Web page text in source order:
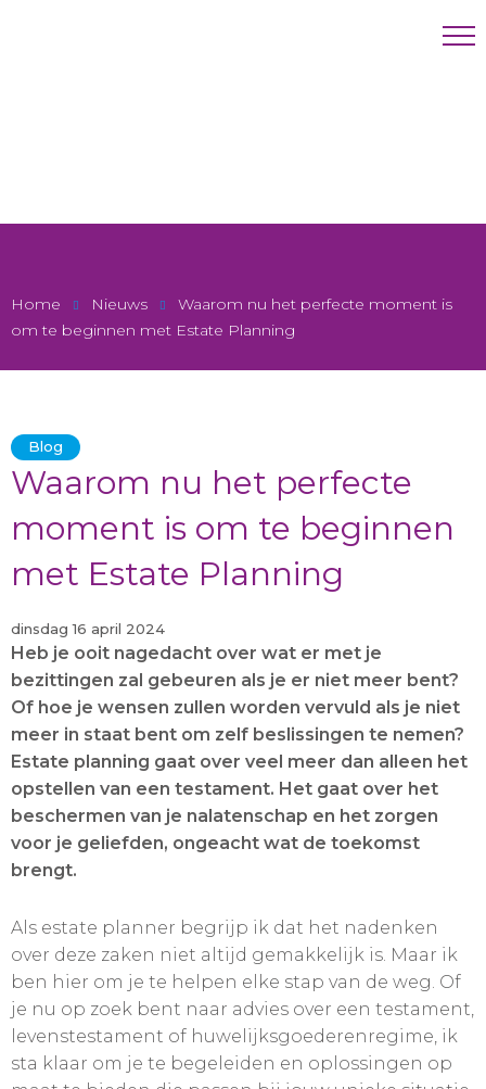
Home Nieuws
Waarom nu het perfecte moment is
om te beginnen met Estate Planning
Blog
Waarom nu het perfecte
moment is om te beginnen
met Estate Planning
dinsdag 16 april 2024
Heb je ooit nagedacht over wat er met je
bezittingen zal gebeuren als je er niet meer bent?
Of hoe je wensen zullen worden vervuld als je niet
meer in staat bent om zelf beslissingen te nemen?
Estate planning gaat over veel meer dan alleen het
opstellen van een testament. Het gaat over het
beschermen van je nalatenschap en het zorgen
voor je geliefden, ongeacht wat de toekomst
brengt.
Als estate planner begrijp ik dat het nadenken
over deze zaken niet altijd gemakkelijk is. Maar ik
ben hier om je te helpen elke stap van de weg. Of
je nu op zoek bent naar advies over een testament,
levenstestament of huwelijksgoederenregime, ik
sta klaar om je te begeleiden en oplossingen op